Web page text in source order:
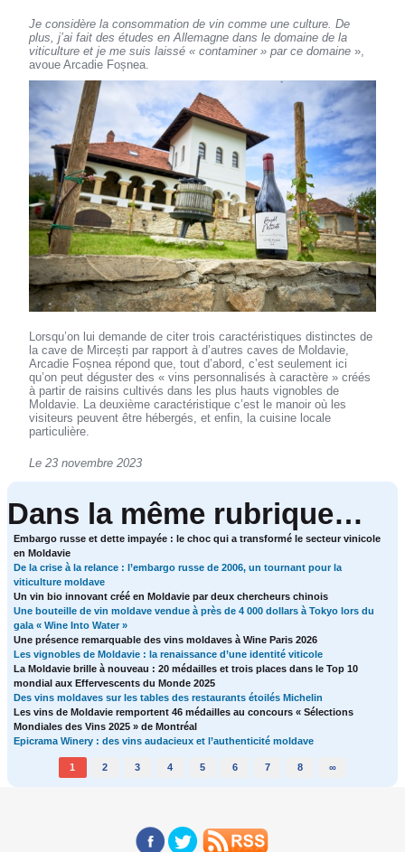
Je considère la consommation de vin comme une culture. De
plus, j’ai fait des études en Allemagne dans le domaine de la
viticulture et je me suis laissé « contaminer » par ce domaine »,
avoue Arcadie Foșnea.
Lorsqu’on lui demande de citer trois caractéristiques distinctes de
la cave de Mircești par rapport à d’autres caves de Moldavie,
Arcadie Foșnea répond que, tout d’abord, c’est seulement ici
qu’on peut déguster des « vins personnalisés à caractère » créés
à partir de raisins cultivés dans les plus hauts vignobles de
Moldavie. La deuxième caractéristique c’est le manoir où les
visiteurs peuvent être hébergés, et enfin, la cuisine locale
particulière.
Le 23 novembre 2023
Dans la même rubrique…
Embargo russe et dette impayée : le choc qui a transformé le secteur vinicole
en Moldavie
De la crise à la relance : l’embargo russe de 2006, un tournant pour la
viticulture moldave
Un vin bio innovant créé en Moldavie par deux chercheurs chinois
Une bouteille de vin moldave vendue à près de 4 000 dollars à Tokyo lors du
gala « Wine Into Water »
Une présence remarquable des vins moldaves à Wine Paris 2026
Les vignobles de Moldavie : la renaissance d’une identité viticole
La Moldavie brille à nouveau : 20 médailles et trois places dans le Top 10
mondial aux Effervescents du Monde 2025
Des vins moldaves sur les tables des restaurants étoilés Michelin
Les vins de Moldavie remportent 46 médailles au concours « Sélections
Mondiales des Vins 2025 » de Montréal
Epicrama Winery : des vins audacieux et l’authenticité moldave
1 2 3 4 5 6 7 8 ∞